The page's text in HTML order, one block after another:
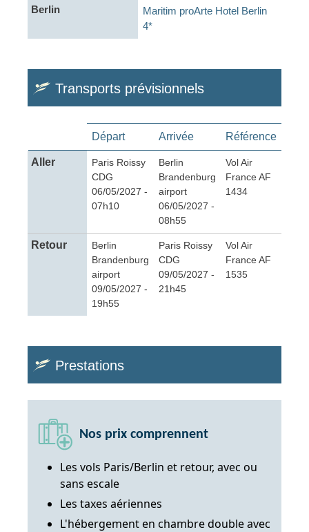
Berlin
Maritim proArte Hotel Berlin
4*
Transports prévisionnels
Départ Arrivée Référence
Aller
Paris Roissy
CDG
06/05/2027 -
07h10
Berlin
Brandenburg
airport
06/05/2027 -
08h55
Vol Air
France AF
1434
Retour
Berlin
Brandenburg
airport
09/05/2027 -
19h55
Paris Roissy
CDG
09/05/2027 -
21h45
Vol Air
France AF
1535
Prestations
Nos prix comprennent
Les vols Paris/Berlin et retour, avec ou
sans escale
Les taxes aériennes
L'hébergement en chambre double avec